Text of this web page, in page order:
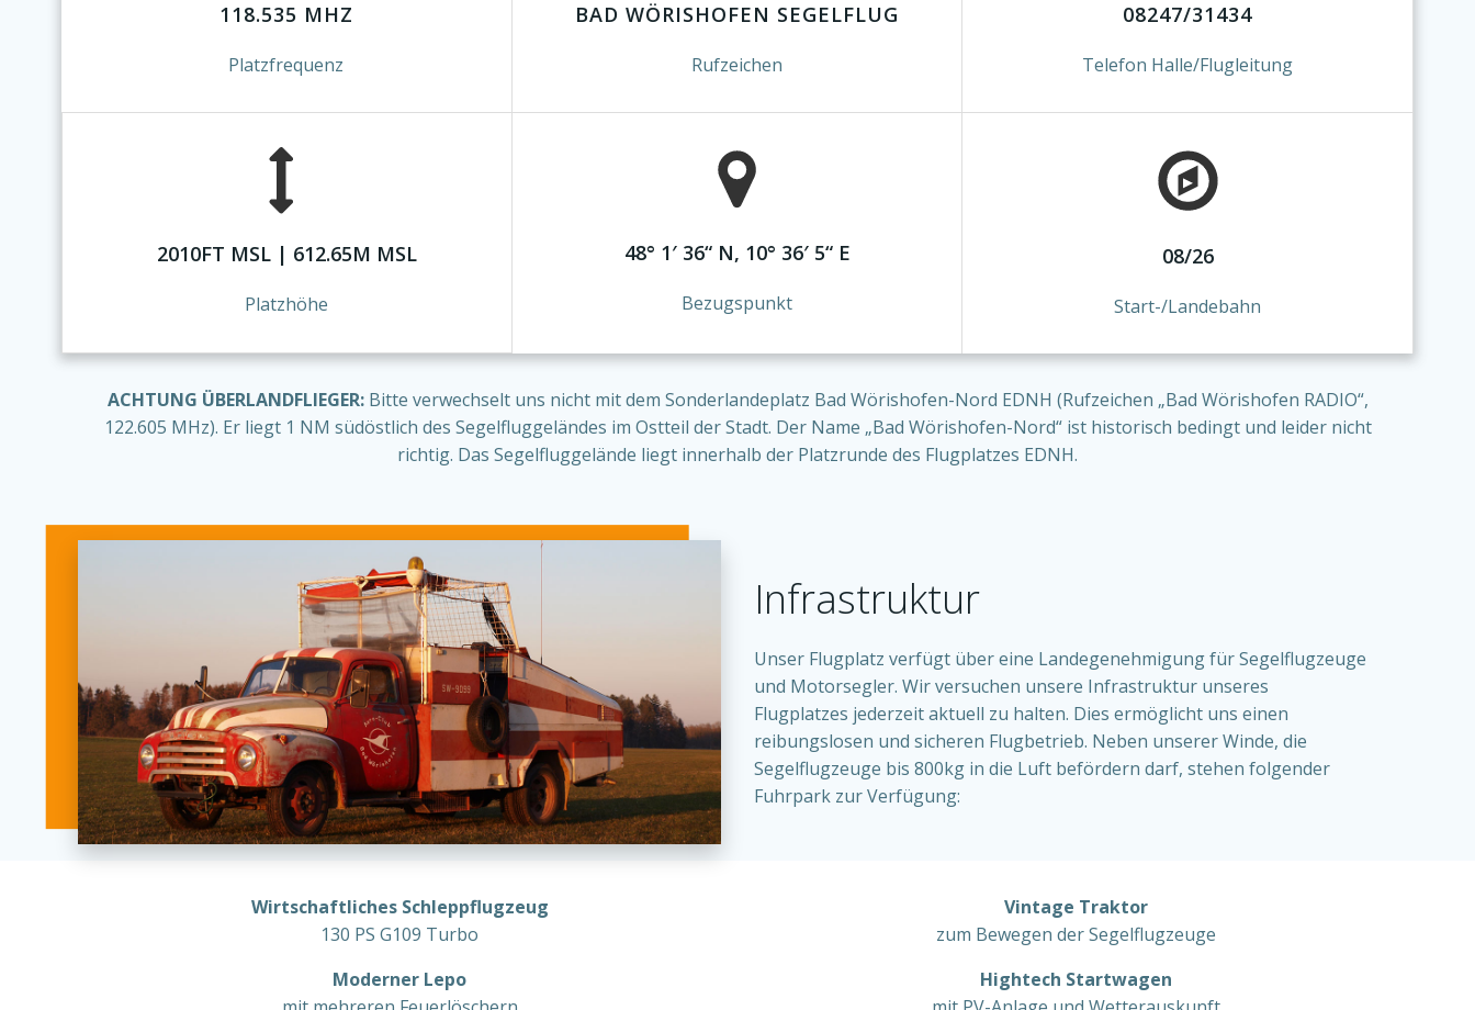
118.535 MHZ
Platzfrequenz
BAD WÖRISHOFEN SEGELFLUG
Rufzeichen
08247/31434
Telefon Halle/Flugleitung
2010FT MSL | 612.65M MSL
Platzhöhe
48° 1′ 36“ N, 10° 36′ 5“ E
Bezugspunkt
08/26
Start-/Landebahn
ACHTUNG ÜBERLANDFLIEGER: Bitte verwechselt uns nicht mit dem Sonderlandeplatz Bad Wörishofen-Nord EDNH (Rufzeichen „Bad Wörishofen RADIO“,
122.605 MHz). Er liegt 1 NM südöstlich des Segelfluggeländes im Ostteil der Stadt. Der Name „Bad Wörishofen-Nord“ ist historisch bedingt und leider nicht
richtig. Das Segelfluggelände liegt innerhalb der Platzrunde des Flugplatzes EDNH.
Infrastruktur
Unser Flugplatz verfügt über eine Landegenehmigung für Segelflugzeuge
und Motorsegler. Wir versuchen unsere Infrastruktur unseres
Flugplatzes jederzeit aktuell zu halten. Dies ermöglicht uns einen
reibungslosen und sicheren Flugbetrieb. Neben unserer Winde, die
Segelflugzeuge bis 800kg in die Luft befördern darf, stehen folgender
Fuhrpark zur Verfügung:
Wirtschaftliches Schleppflugzeug
130 PS G109 Turbo
Moderner Lepo
Vintage Traktor
zum Bewegen der Segelflugzeuge
Hightech Startwagen